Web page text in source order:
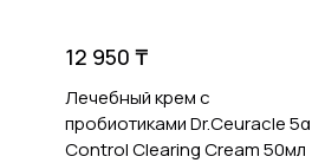
12 950 ₸
Лечебный крем с
пробиотиками Dr.Ceuracle 5α
Control Clearing Cream 50мл